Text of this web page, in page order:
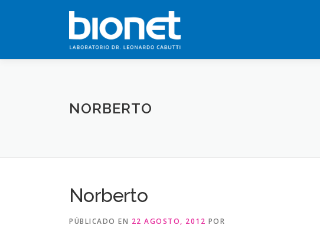
NORBERTO
Norberto
PÚBLICADO EN 22 AGOSTO, 2012 POR